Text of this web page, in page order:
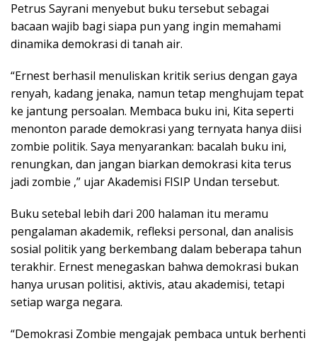
Petrus Sayrani menyebut buku tersebut sebagai
bacaan wajib bagi siapa pun yang ingin memahami
dinamika demokrasi di tanah air.
“Ernest berhasil menuliskan kritik serius dengan gaya
renyah, kadang jenaka, namun tetap menghujam tepat
ke jantung persoalan. Membaca buku ini, Kita seperti
menonton parade demokrasi yang ternyata hanya diisi
zombie politik. Saya menyarankan: bacalah buku ini,
renungkan, dan jangan biarkan demokrasi kita terus
jadi zombie ,” ujar Akademisi FISIP Undan tersebut.
Buku setebal lebih dari 200 halaman itu meramu
pengalaman akademik, refleksi personal, dan analisis
sosial politik yang berkembang dalam beberapa tahun
terakhir. Ernest menegaskan bahwa demokrasi bukan
hanya urusan politisi, aktivis, atau akademisi, tetapi
setiap warga negara.
“Demokrasi Zombie mengajak pembaca untuk berhenti